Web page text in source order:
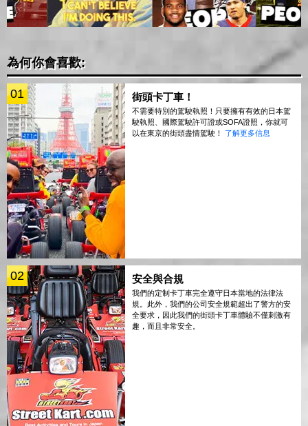
為何你會喜歡:
01 街頭卡丁車！
不需要特別的駕駛執照！只要擁有有效的日本駕
駛執照、國際駕駛許可證或SOFA證照，你就可
以在東京的街頭盡情駕駛！ 了解更多信息
02 安全與合規
我們的定制卡丁車完全遵守日本當地的法律法
規。此外，我們的公司安全規範超出了警方的安
全要求，因此我們的街頭卡丁車體驗不僅刺激有
趣，而且非常安全。